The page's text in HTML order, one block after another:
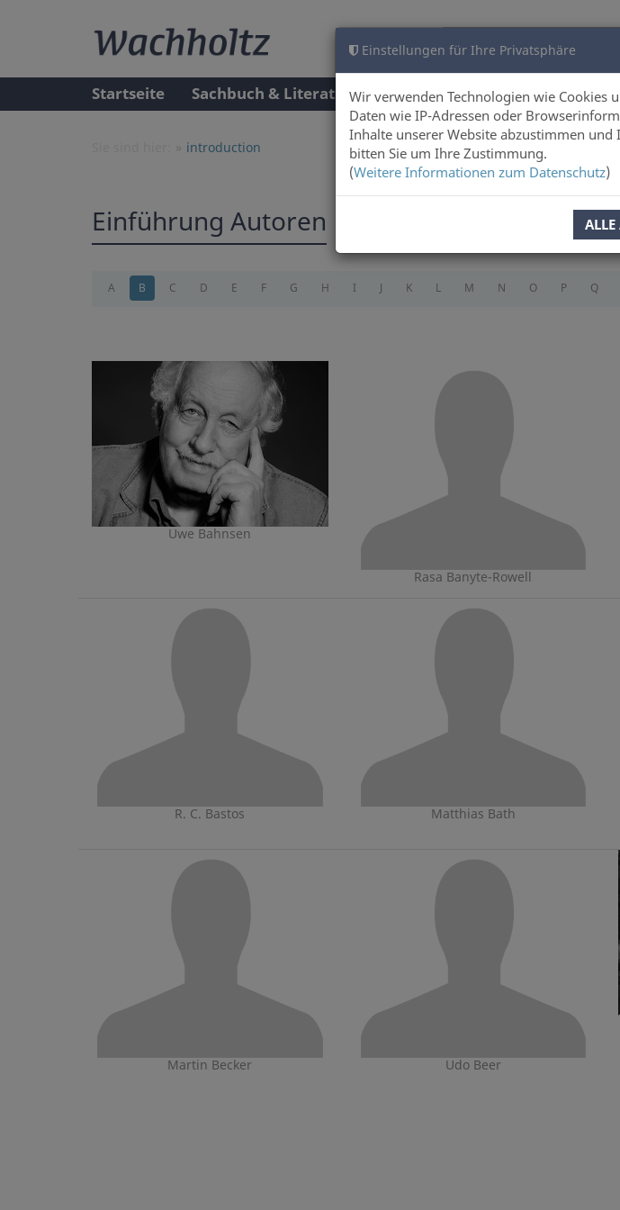
Einstellungen für Ihre Privatsphäre
Wir verwenden Technologien wie Cookies
Daten wie IP-Adressen oder
Inhalte unserer Website abzustimmen
bitten Sie um Ihre Zustimmung.
(Weitere Informationen zum Datenschutz)
ALLE
Startseite Sachbuch & Literatur Autoren Über uns
introduction
Einführung Autoren
A B C D E F G H I J K L M N O P Q
Uwe Bahnsen
Rasa Banyte-Rowell
R. C. Bastos Matthias Bath
Martin Becker Udo Beer